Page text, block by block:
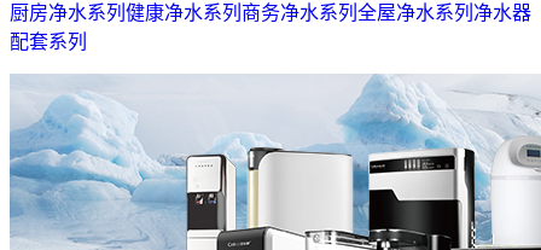
厨房净水系列 健康净水系列 商务净水系列 全屋净水系列 净水器
配套系列